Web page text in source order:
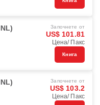
Започнете от
US$ 101.81
Цена/ Пакс
Книга
Започнете от
US$ 103.2
Цена/ Пакс